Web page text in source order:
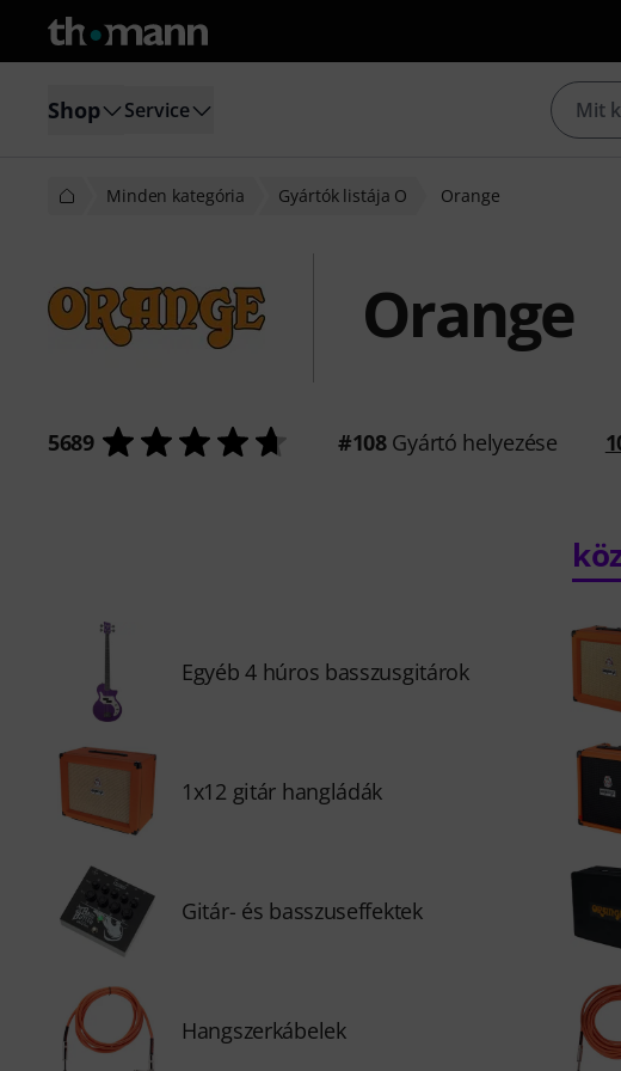
Shop Service
Minden kategória Gyártók listája O Orange
Orange
5689 #108Gyártó helyezése
Egyéb 4 húros basszusgitárok
1x12 gitár hangládák
Gitár- és basszuseffektek
Hangszerkábelek